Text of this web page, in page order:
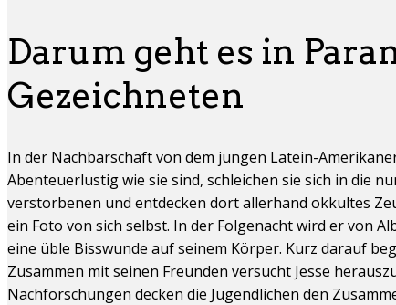
Darum geht es in
Gezeichneten
In der Nachbarschaft von dem jungen Latein-
Abenteuerlustig wie sie sind, schleichen sie sich in die
verstorbenen und entdecken dort allerhand okkultes
ein Foto von sich selbst. In der Folgenacht wird er von
eine üble Bisswunde auf seinem Körper. Kurz darauf
Zusammen mit seinen Freunden versucht Jesse
Nachforschungen decken die Jugendlichen den